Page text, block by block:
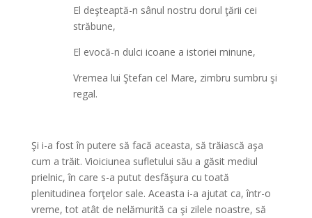
El deşteaptă-n sânul nostru dorul ţării cei
străbune,
El evocă-n dulci icoane a istoriei minune,
Vremea lui Ştefan cel Mare, zimbru sumbru şi
regal.
Şi i-a fost în putere să facă aceasta, să trăiască aşa
cum a trăit. Vioiciunea sufletului său a găsit mediul
prielnic, în care s-a putut desfăşura cu toată
plenitudinea forţelor sale. Aceasta i-a ajutat ca, într-o
vreme, tot atât de nelămurită ca şi zilele noastre, să